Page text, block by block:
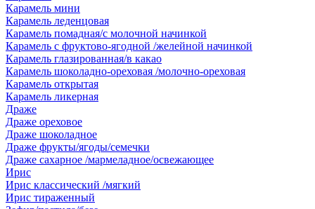
Карамель мини
Карамель леденцовая
Карамель помадная/с молочной начинкой
Карамель с фруктово-ягодной /желейной начинкой
Карамель глазированная/в какао
Карамель шоколадно-ореховая /молочно-ореховая
Карамель открытая
Карамель ликерная
Драже
Драже ореховое
Драже шоколадное
Драже фрукты/ягоды/семечки
Драже сахарное /мармеладное/освежающее
Ирис
Ирис классический /мягкий
Ирис тираженный